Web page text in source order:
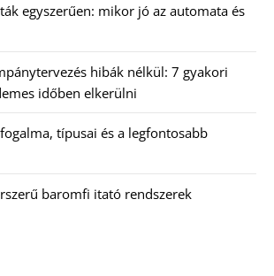
egyszerűen: mikor jó az automata és
hibák nélkül: 7 gyakori
időben elkerülni
típusai és a legfontosabb
baromfi itató rendszerek